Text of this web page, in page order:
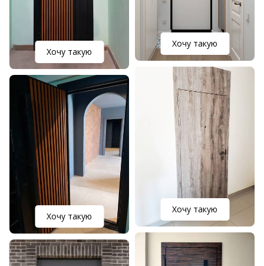
Хочу такую
Хочу такую
Хочу такую
Хочу такую